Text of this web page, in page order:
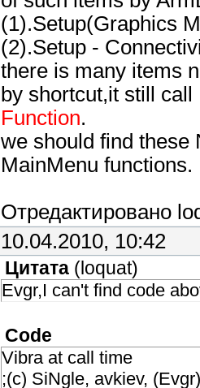
(1).Setup(Graphics
(2).Setup -
there is many items
by shortcut,it still
Function.
we should find these
MainMenu functions.
Отредактировано
10.04.2010, 10:42
Цитата ( loquat)
Evgr,I can't find code
Code
Vibra at call time
;(c) SiNgle, avkiev, (Evgr)